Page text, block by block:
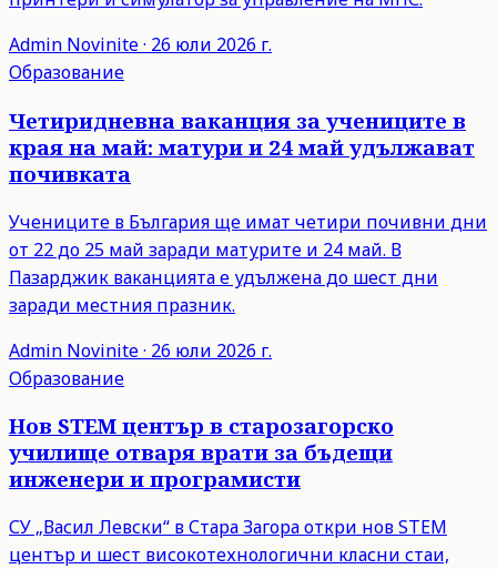
Admin Novinite· 26 юли 2026 г.
Образование
Четиридневна ваканция за учениците в
края на май: матури и 24 май удължават
почивката
Учениците в България ще имат четири почивни дни
от 22 до 25 май заради матурите и 24 май. В
Пазарджик ваканцията е удължена до шест дни
заради местния празник.
Admin Novinite· 26 юли 2026 г.
Образование
Нов STEM център в старозагорско
училище отваря врати за бъдещи
инженери и програмисти
СУ „Васил Левски“ в Стара Загора откри нов STEM
център и шест високотехнологични класни стаи,